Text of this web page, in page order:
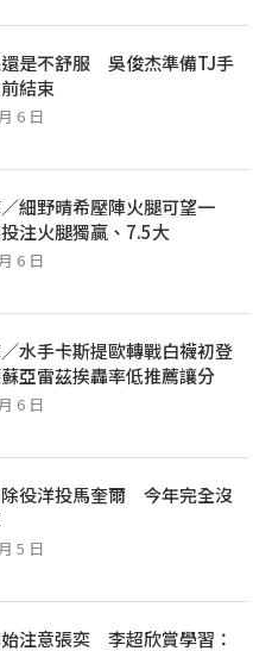
是不舒服 吳俊杰準備TJ手
結束
6 日
細野晴希壓陣火腿可望一
注火腿獨贏、7.5大
6 日
水手卡斯提歐轉戰白襪初登
亞雷茲挨轟率低推薦讓分
6 日
役洋投馬奎爾 今年完全沒
5 日
注意張奕 李超欣賞學習：